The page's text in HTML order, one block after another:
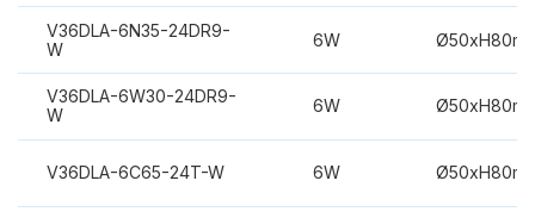
V36DLA-6N35-24DR9-
W
6W
V36DLA-6W30-24DR9-
W
6W
V36DLA-6C65-24T-W 6W